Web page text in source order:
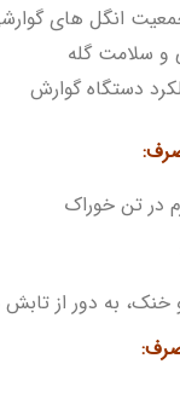
انگل های
و سلامت گله
دستگاه گوارش
از تابش مستقیم آفتاب و در